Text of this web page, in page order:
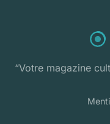
“Votre magazine